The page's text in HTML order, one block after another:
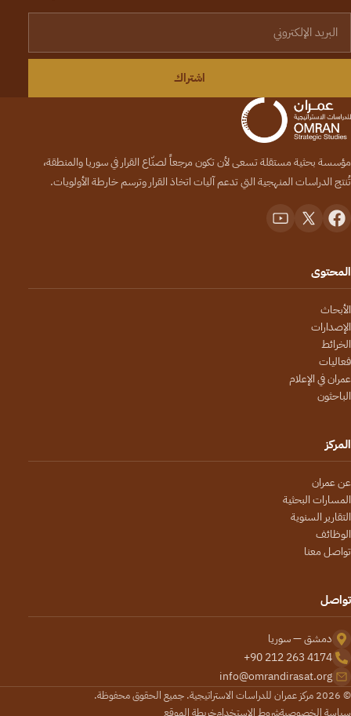
اشتراك
مؤسسة بحثية مستقلة تسعى لأن تكون مرجعاً لصنّاع القرار في سوريا والمنطقة،
تُنتج الدراسات المنهجية التي تدعم آليات اتخاذ القرار وترسم خارطة الأولويات.
المحتوى
الأبحاث
الإصدارات
الخرائط
فعاليات
عمران في الإعلام
الباحثون
المركز
عن عمران
المسارات البحثية
التقارير السنوية
الوظائف
تواصل معنا
تواصل
دمشق — سوريا
+90 212 263 4174
info@omrandirasat.org
© 2026 مركز عمران للدراسات الاستراتيجية. جميع الحقوق محفوظة.
سياسة الخصوصيةشروط الاستخدامخريطة الموقع